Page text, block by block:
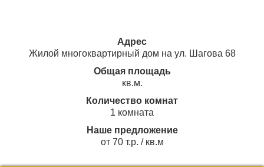
Адрес
Жилой многоквартирный дом на ул. Шагова 68
Общая площадь
кв.м.
Количество комнат
1 комната
Наше предложение
от 70 т.р. / кв.м